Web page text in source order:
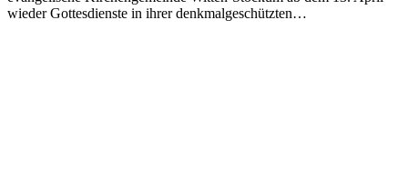
wieder Gottesdienste in ihrer denkmalgeschützten…